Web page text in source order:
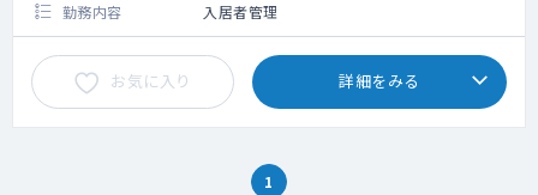
勤務内容 入居者管理
お気に入り 詳細をみる
1